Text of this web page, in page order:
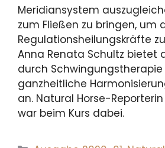
Meridiansystem
zum Fließen zu bringen, um
Regulationsheilungskräfte
Anna Renata Schultz bietet
durch
ganzheitliche
an. Natural Horse-Reporterin
war beim Kurs dabei.